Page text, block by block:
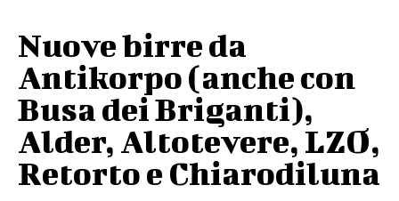
Nuove birre da
Antikorpo (anche con
Busa dei Briganti),
Alder, Altotevere, LZO,
Retorto e Chiarodiluna